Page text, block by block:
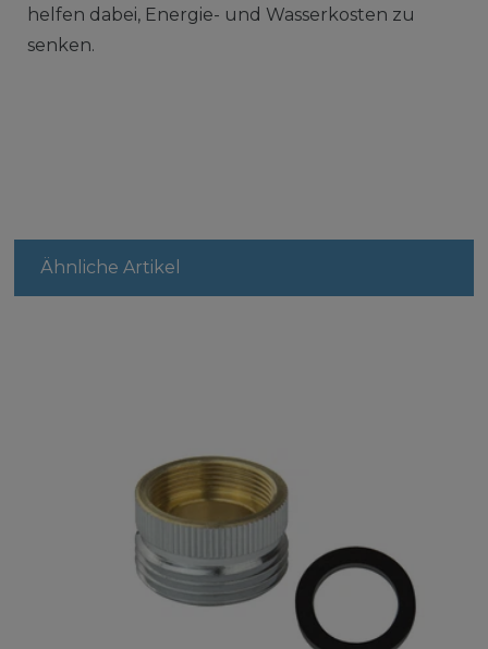
helfen dabei, Energie- und Wasserkosten zu
senken.
Ähnliche Artikel